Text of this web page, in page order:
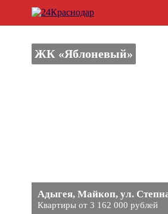
ЖК «Яблоневый»
Адыгея, Майкоп, ул.
Квартиры от 3 162 000 рублей